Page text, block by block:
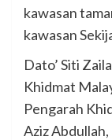
kawasan
kawasan
Dato’ Siti
Khidmat
Pengarah
Aziz